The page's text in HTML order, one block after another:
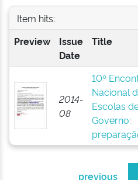
Item hits:
Preview
Issue
Date
Title
2014-
08
10º
Nacional
Escolas
Governo:
previous